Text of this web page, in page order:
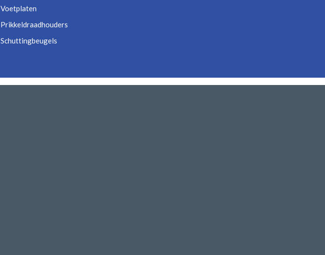
Voetplaten
Prikkeldraadhouders
Schuttingbeugels